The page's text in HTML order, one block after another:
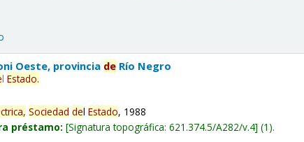
Oeste, provincia de Río Negro
lEstado.
Sociedad delEstado, 1988
préstamo: Signatura topográfica:621.374.5/A282/v.4 (1).